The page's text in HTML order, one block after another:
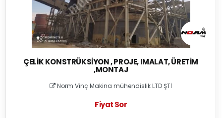
ÇELIK KONSTRÜKSIYON , PROJE, IMALAT, ÜRETIM
,MONTAJ
Norm Vinç Makina mühendislik LTD ŞTİ
Fiyat Sor